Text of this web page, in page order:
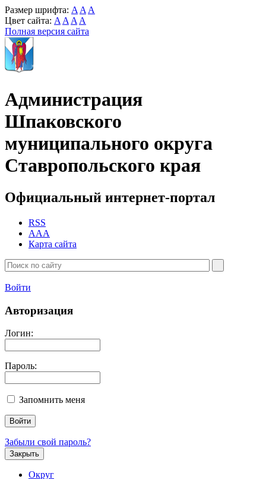
Размер шрифта: A A A
Цвет сайта: A A A A
Полная версия сайта
Администрация
Шпаковского
муниципального округа
Ставропольского края
Официальный интернет-портал
RSS
AAA
Карта сайта
Войти
Авторизация
Логин:
Пароль:
Запомнить меня
Забыли свой пароль?
Закрыть
Округ